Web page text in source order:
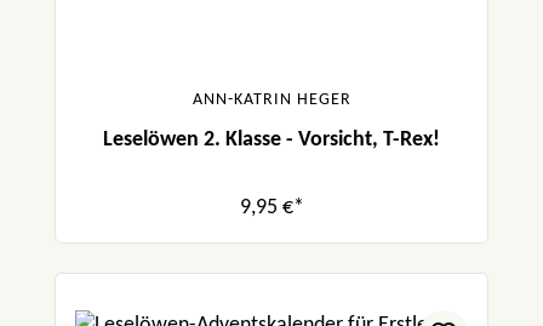
ANN-KATRIN HEGER
Leselöwen 2. Klasse - Vorsicht, T-Rex!
9,95 €*